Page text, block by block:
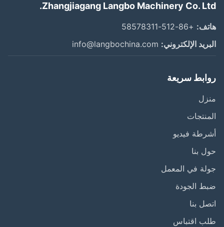
Zhangjiagang Langbo Machinery Co.
+86-512-58578311
الإلكتروني: info@langbochina.com
سريعة
فيديو
بنا
في المعمل
الجودة
بنا
اقتباس